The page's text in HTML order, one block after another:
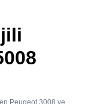
Peugeot 3008 ve